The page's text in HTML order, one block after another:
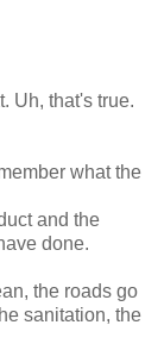
Uh, that's true.
what the
and the
done.
the roads go
sanitation, the